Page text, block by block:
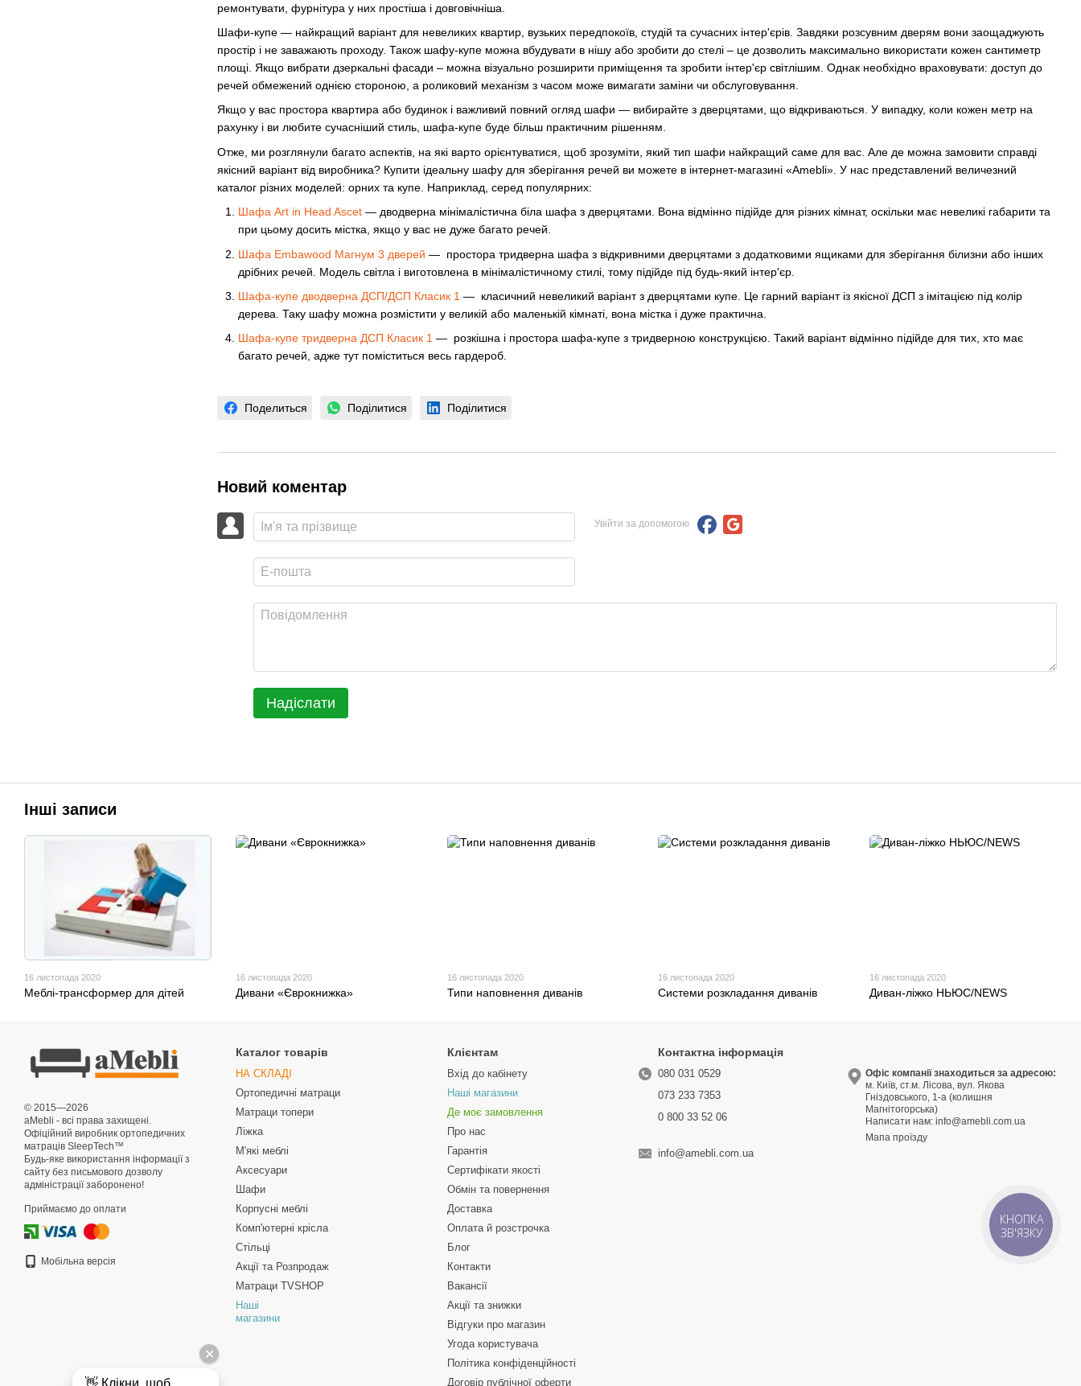
ремонтувати, фурнітура у них простіша і довговічніша.
Шафи-купе — найкращий варіант для невеликих квартир, вузьких передпокоїв, студій та сучасних інтер'єрів. Завдяки розсувним дверям вони заощаджують
простір і не заважають проходу. Також шафу-купе можна вбудувати в нішу або зробити до стелі – це дозволить максимально використати кожен сантиметр
площі. Якщо вибрати дзеркальні фасади – можна візуально розширити приміщення та зробити інтер'єр світлішим. Однак необхідно враховувати: доступ до
речей обмежений однією стороною, а роликовий механізм з часом може вимагати заміни чи обслуговування.
Якщо у вас простора квартира або будинок і важливий повний огляд шафи — вибирайте з дверцятами, що відкриваються. У випадку, коли кожен метр на
рахунку і ви любите сучасніший стиль, шафа-купе буде більш практичним рішенням.
Отже, ми розглянули багато аспектів, на які варто орієнтуватися, щоб зрозуміти, який тип шафи найкращий саме для вас. Але де можна замовити справді
якісний варіант від виробника? Купити ідеальну шафу для зберігання речей ви можете в інтернет-магазині «Amebli». У нас представлений величезний
каталог різних моделей: орних та купе. Наприклад, серед популярних:
Шафа Art in Head Ascet — дводверна мінімалістична біла шафа з дверцятами. Вона відмінно підійде для різних кімнат, оскільки має невеликі габарити та
при цьому досить містка, якщо у вас не дуже багато речей.
Шафа Embawood Магнум 3 дверей — простора тридверна шафа з відкривними дверцятами з додатковими ящиками для зберігання білизни або інших
дрібних речей. Модель світла і виготовлена ​​в мінімалістичному стилі, тому підійде під будь-який інтер'єр.
Шафа-купе дводверна ДСП/ДСП Класик 1 — класичний невеликий варіант з дверцятами купе. Це гарний варіант із якісної ДСП з імітацією під колір
дерева. Таку шафу можна розмістити у великій або маленькій кімнаті, вона містка і дуже практична.
Шафа-купе тридверна ДСП Класик 1 — розкішна і простора шафа-купе з тридверною конструкцією. Такий варіант відмінно підійде для тих, хто має
багато речей, адже тут поміститься весь гардероб.
Поделиться Поділитися Поділитися
Новий коментар
Увійти за допомогою
Надіслати
Інші записи
16 листопада 2020
Меблі-трансформер для дітей
16 листопада 2020
Дивани «Єврокнижка»
16 листопада 2020
Типи наповнення диванів
16 листопада 2020
Системи розкладання диванів
16 листопада 2020
Диван-ліжко НЬЮС/NEWS
© 2015—2026
aMebli - всі права захищені.
Офіційний виробник ортопедичних
матраців SleepTech™
Будь-яке використання інформації з
сайту без письмового дозволу
адміністрації заборонено!
Приймаємо до оплати
Мобільна версія
Каталог товарів
НА СКЛАДІ
Ортопедичні матраци
Матраци топери
Ліжка
М'які меблі
Аксесуари
Шафи
Корпусні меблі
Комп'ютерні крісла
Стільці
Акції та Розпродаж
Матраци TVSHOP
Наші
магазини
Клієнтам
Вхід до кабінету
Наші магазини
Де моє замовлення
Про нас
Гарантія
Сертифікати якості
Обмін та повернення
Доставка
Оплата й розстрочка
Блог
Контакти
Вакансії
Акції та знижки
Відгуки про магазин
Угода користувача
Політика конфіденційності
Договір публічної оферти
Контактна інформація
080 031 0529
073 233 7353
0 800 33 52 06
info@amebli.com.ua
Офіс компанії знаходиться за адресою:
м. Київ, ст.м. Лісова, вул. Якова
Гніздовського, 1-а (колишня
Магнітогорська)
Написати нам:info@amebli.com.ua
Мапа проїзду
КНОПКА
ЗВ'ЯЗКУ